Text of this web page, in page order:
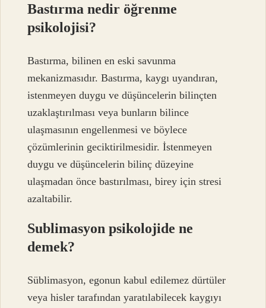
Bastırma nedir öğrenme
psikolojisi?
Bastırma, bilinen en eski savunma
mekanizmasıdır. Bastırma, kaygı uyandıran,
istenmeyen duygu ve düşüncelerin bilinçten
uzaklaştırılması veya bunların bilince
ulaşmasının engellenmesi ve böylece
çözümlerinin geciktirilmesidir. İstenmeyen
duygu ve düşüncelerin bilinç düzeyine
ulaşmadan önce bastırılması, birey için stresi
azaltabilir.
Sublimasyon psikolojide ne
demek?
Süblimasyon, egonun kabul edilemez dürtüler
veya hisler tarafından yaratılabilecek kaygıyı